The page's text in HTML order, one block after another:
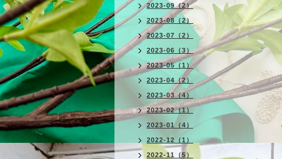
2023-09（2）
2023-08（2）
2023-07（2）
2023-06（3）
2023-05（1）
2023-04（2）
2023-03（4）
2023-02（1）
2023-01（4）
2022-12（1）
2022-11（5）